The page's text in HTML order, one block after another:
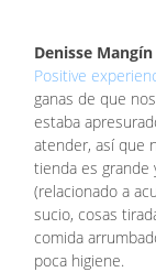
Denisse Mangín
Positive
ganas de que
estaba
atender, así que
tienda es grande
(relacionado a
sucio, cosas
comida
poca higiene.